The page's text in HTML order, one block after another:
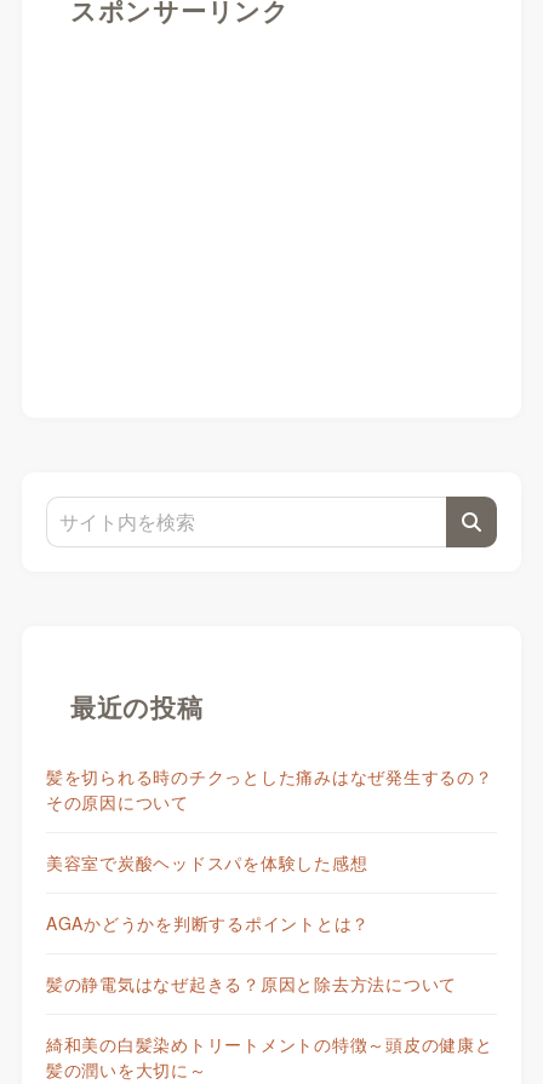
スポンサーリンク
最近の投稿
髪を切られる時のチクっとした痛みはなぜ発生するの？
その原因について
美容室で炭酸ヘッドスパを体験した感想
AGAかどうかを判断するポイントとは？
髪の静電気はなぜ起きる？原因と除去方法について
綺和美の白髪染めトリートメントの特徴～頭皮の健康と
髪の潤いを大切に～